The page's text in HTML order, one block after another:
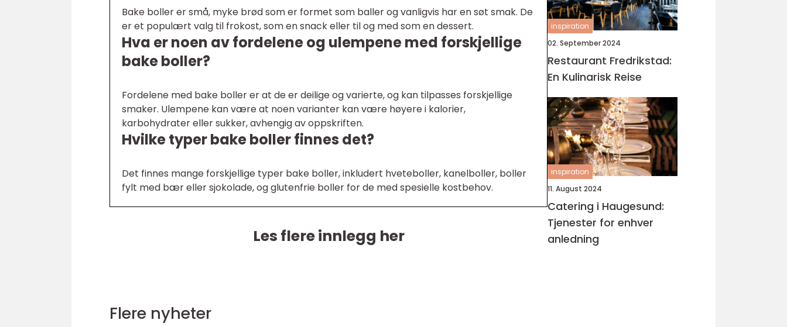
Bake boller er små, myke brød som er formet som baller og vanligvis har en søt smak. De
er et populært valg til frokost, som en snack eller til og med som en dessert.
Hva er noen av fordelene og ulempene med forskjellige
bake boller?
Fordelene med bake boller er at de er deilige og varierte, og kan tilpasses forskjellige
smaker. Ulempene kan være at noen varianter kan være høyere i kalorier,
karbohydrater eller sukker, avhengig av oppskriften.
Hvilke typer bake boller finnes det?
Det finnes mange forskjellige typer bake boller, inkludert hveteboller, kanelboller, boller
fylt med bær eller sjokolade, og glutenfrie boller for de med spesielle kostbehov.
Les flere innlegg her
inspiration
02. September 2024
Restaurant Fredrikstad:
En Kulinarisk Reise
inspiration
11. August 2024
Catering i Haugesund:
Tjenester for enhver
anledning
Flere nyheter